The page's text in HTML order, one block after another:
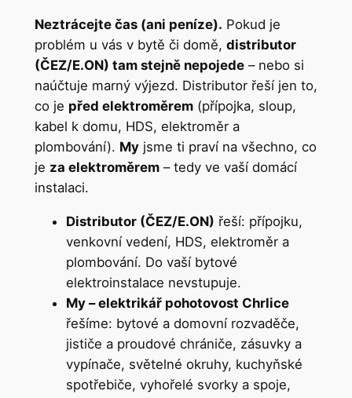
Neztrácejte čas (ani peníze). Pokud je
problém u vás v bytě či domě, distributor
(ČEZ/E.ON) tam stejně nepojede– nebo si
naúčtuje marný výjezd. Distributor řeší jen to,
co je před elektroměrem(přípojka, sloup,
kabel k domu, HDS, elektroměr a
plombování). Myjsme ti praví na všechno, co
je za elektroměrem– tedy ve vaší domácí
instalaci.
Distributor (ČEZ/E.ON) řeší: přípojku,
venkovní vedení, HDS, elektroměr a
plombování. Do vaší bytové
elektroinstalace nevstupuje.
My – elektrikář pohotovost Chrlice
řešíme: bytové a domovní rozvaděče,
jističe a proudové chrániče, zásuvky a
vypínače, světelné okruhy, kuchyňské
spotřebiče, vyhořelé svorky a spoje,